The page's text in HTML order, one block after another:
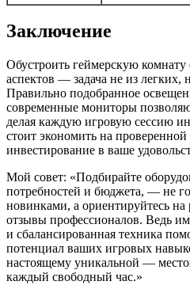
Заключение
Обустроить геймерскую комнату
аспектов — задача не из легких,
Правильно подобранное
современные мониторы
делая каждую игровую сессию
стоит экономить на проверенной
инвестирование в ваше
Мой совет: «Подбирайте
потребностей и бюджета, — не
новинками, а ориентируйтесь на
отзывы профессионалов. Ведь
и сбалансированная техника
потенциал ваших игровых
настоящему уникальной —
каждый свободный час.»